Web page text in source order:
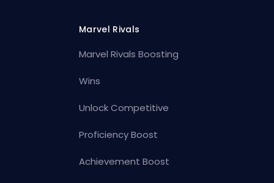
Marvel Rivals
Marvel Rivals Boosting
Wins
Unlock Competitive
Proficiency Boost
Achievement Boost